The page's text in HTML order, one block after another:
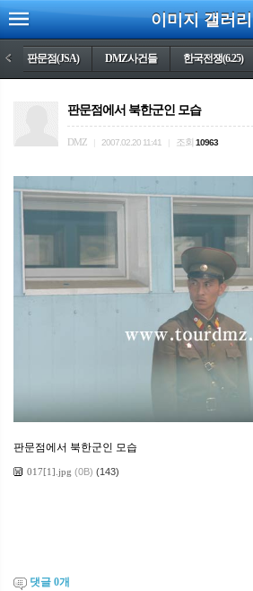
이미지 갤러리
< 판문점(JSA) DMZ사건들 한국전쟁(6.25)
판문점에서 북한군인 모습
DMZ 2007.02.20 11:41 조회 10963
판문점에서 북한군인 모습
017[1].jpg (0B) (143)
댓글 0개